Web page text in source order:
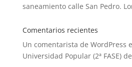
saneamiento calle San Pedro.
Comentarios recientes
Un comentarista de WordPress
Universidad Popular (2ª FASE)